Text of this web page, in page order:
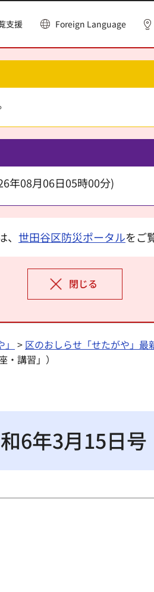
支援 Foreign Language
年08月06日05時00分)
世田谷区防災ポータルをご
閉じる
> 区のおしらせ「せたがや」最
講習」）
6年3月15日号